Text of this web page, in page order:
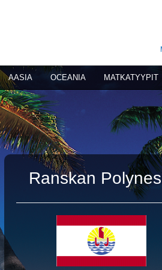
AASIA OCEANIA MATKATYYPIT
Ranskan